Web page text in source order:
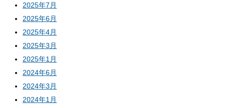
2025年7月
2025年6月
2025年4月
2025年3月
2025年1月
2024年6月
2024年3月
2024年1月